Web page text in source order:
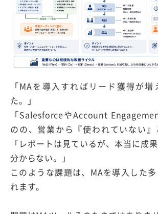
「MAを導入すればリード獲得が
た。」
「SalesforceやAccount
のの、営業から『使われていない』
「レポートは見ているが、本当に成
分からない。」
このような課題は、MAを導入した
れます。